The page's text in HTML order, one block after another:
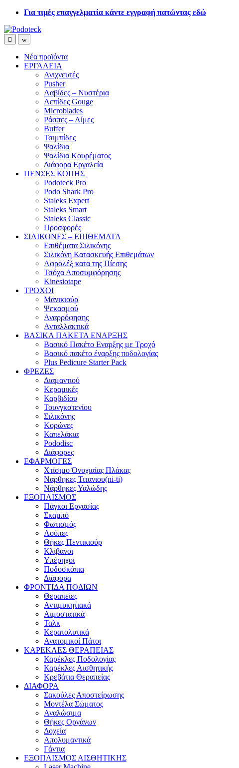
Skip
navigation
Skip
content
Για τιμές επαγγελματία κάντε εγγραφή πατώντας εδώ
OpenClose
Νέα προϊόντα
ΕΡΓΑΛΕΙΑ
Ανιχνευτές
Pusher
Λαβίδες – Νυστέρια
Λεπίδες Gouge
Microblades
Ράσπες – Λίμες
Buffer
Τσιμπίδες
Ψαλίδια
Ψαλίδια Κουρέματος
Διάφορα Εργαλεία
ΠΕΝΣΕΣ ΚΟΠΗΣ
Podoteck Pro
Podo Shark Pro
Staleks Expert
Staleks Smart
Staleks Classic
Προσφορές
ΣΙΛΙΚΟΝΕΣ – ΕΠΙΘΕΜΑΤΑ
Επιθέματα Σιλικόνης
Σιλικόνη Κατασκευής Επιθεμάτων
Αφρολέξ κατα της Πίεσης
Τσόχα Αποσυμφόρησης
Kinesiotape
ΤΡΟΧΟΙ
Μανικιούρ
Ψεκασμού
Αναρρόφησης
Ανταλλακτικά
ΒΑΣΙΚΑ ΠΑΚΕΤΑ ΕΝΑΡΞΗΣ
Βασικό Πακέτο Εναρξης με Τροχό
Βασικό πακέτο έναρξης ποδολογίας
Plus Pedicure Starter Pack
ΦΡΕΖΕΣ
Διαμαντιού
Κεραμικές
Καρβιδίου
Τουνγκστενίου
Σιλικόνης
Κορώνες
Καπελάκια
Pododisc
Διάφορες
ΕΦΑΡΜΟΓΕΣ
Χτίσιμο Όνυχιαίας Πλάκας
Ναρθηκες Τιτανιου(ni-ti)
Νάρθηκες Υαλώδης
ΕΞΟΠΛΙΣΜΟΣ
Πάγκοι Εργασίας
Σκαμπό
Φωτισμός
Λούπες
Θήκες Πεντικιούρ
Κλίβανοι
Υπέρηχοι
Ποδοσκόπια
Διάφορα
ΦΡΟΝΤΙΔΑ ΠΟΔΙΩΝ
Θεραπείες
Αντιμυκητιακά
Αιμοστατικά
Ταλκ
Κερατολυτικά
Ανατομικοί Πάτοι
ΚΑΡΕΚΛΕΣ ΘΕΡΑΠΕΙΑΣ
Καρέκλες Ποδολογίας
Καρέκλες Αισθητικής
Κρεβάτια Θεραπείας
ΔΙΑΦΟΡΑ
Σακούλες Αποστείρωσης
Μοντέλα Σώματος
Αναλώσιμα
Θήκες Οργάνων
Δοχεία
Απολυμαντικά
Γάντια
ΕΞΟΠΛΙΣΜΟΣ ΑΙΣΘΗΤΙΚΗΣ